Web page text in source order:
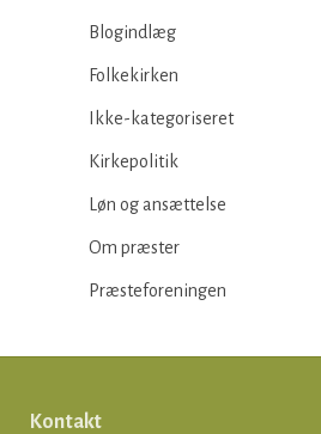
Blogindlæg
Folkekirken
Ikke-kategoriseret
Kirkepolitik
Løn og ansættelse
Om præster
Præsteforeningen
Kontakt